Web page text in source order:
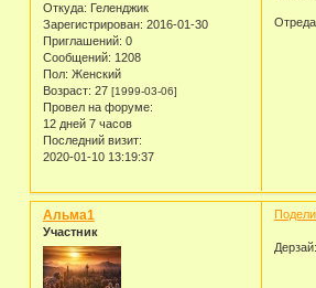
Откуда: Геленджик
Зарегистрирован: 2016-01-30
Приглашений: 0
Сообщений: 1208
Пол: Женский
Возраст: 27 [1999-03-06]
Провел на форуме:
12 дней 7 часов
Последний визит:
2020-01-10 13:19:37
Альма1
Участник